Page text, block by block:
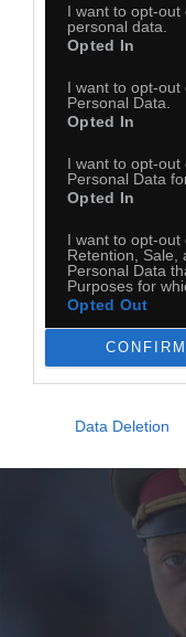
I want to opt-
personal data.
Opted In
I want to opt-out
Personal Data.
Opted In
I want to opt-
Personal Data
Opted In
I want to opt-out
Retention, Sale,
Personal Data
Purposes for
Opted Out
CONFIRM
Data Deletion
Dodaj do ulubionych